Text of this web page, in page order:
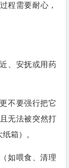
程需要耐心，
、安抚或用药
不要强行把它
无法被突然打
箱）。
如喂食、清理